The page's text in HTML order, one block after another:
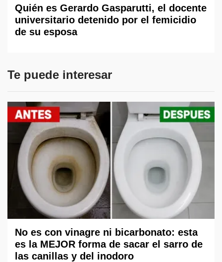
Quién es Gerardo Gasparutti, el docente
universitario detenido por el femicidio
de su esposa
Te puede interesar
No es con vinagre ni bicarbonato: esta
es la MEJOR forma de sacar el sarro de
las canillas y del inodoro